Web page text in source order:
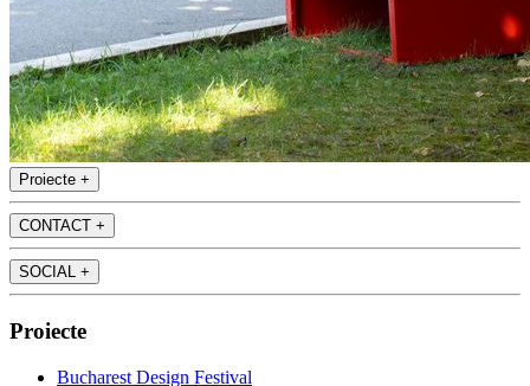
Proiecte +
CONTACT +
SOCIAL +
Proiecte
Bucharest Design Festival